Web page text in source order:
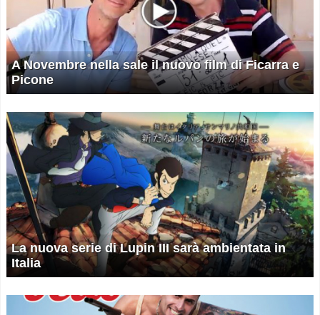
A Novembre nella sale il nuovo film di Ficarra e
Picone
La nuova serie di Lupin III sarà ambientata in
Italia